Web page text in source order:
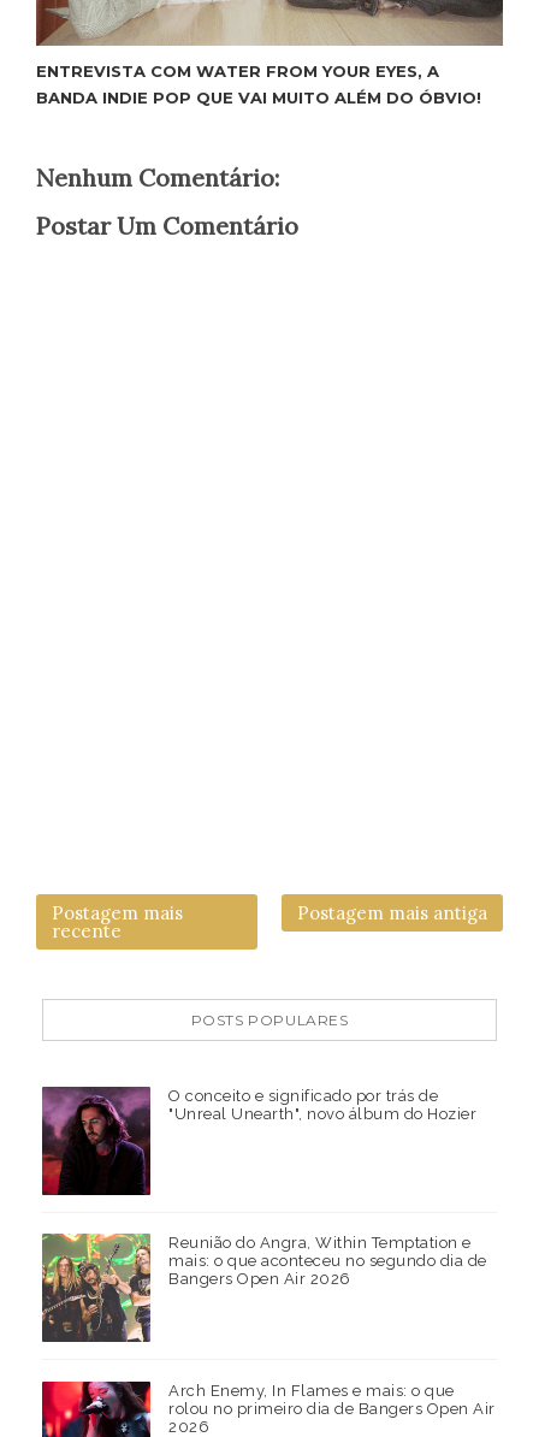
ENTREVISTA COM WATER FROM YOUR EYES, A
BANDA INDIE POP QUE VAI MUITO ALÉM DO ÓBVIO!
Nenhum Comentário:
Postar Um Comentário
Postagem mais
recente
Postagem mais antiga
POSTS POPULARES
O conceito e significado por trás de
"Unreal Unearth", novo álbum do Hozier
Reunião do Angra, Within Temptation e
mais: o que aconteceu no segundo dia de
Bangers Open Air 2026
Arch Enemy, In Flames e mais: o que
rolou no primeiro dia de Bangers Open Air
2026